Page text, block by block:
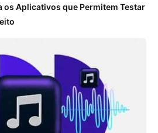
os Aplicativos que Permitem Testar